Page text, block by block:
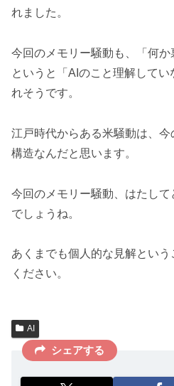
れました。
今回のメモリー騒動も、「何か
というと「AIのこと理解して
れそうです。
江戸時代からある米騒動は、
構造なんだと思います。
今回のメモリー騒動、はたし
でしょうね。
あくまでも個人的な見解とい
ください。
AI
シェアする